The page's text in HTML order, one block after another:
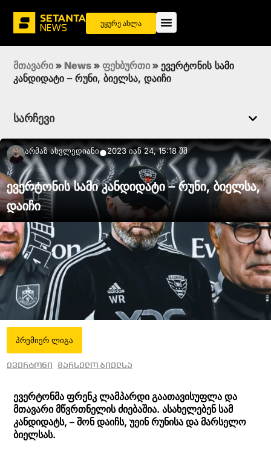
უყურე ახლა
მთავარი » News » ფეხბურთი » ევერტონის სამი
კანდიდატი – რუნი, ბიელსა, დაიჩი
სარჩევი
Არმაზ Ახვლედიანი●2023 იან 24, 15:18 შშ
ევერტონის სამი კანდიდატი – რუნი, ბიელსა,
დაიჩი
პრემიერ ლიგა
ევერტონი მარსელო ბიელსა
ევერტონმა ფრენკ ლამპარდი გაათავისუფლა და
მთავარი მწვრთნელის ძიებაშია. ასახელებენ სამ
კანდიდატს, – შონ დაიჩს, უეინ რუნისა და მარსელო
ბიელსას.